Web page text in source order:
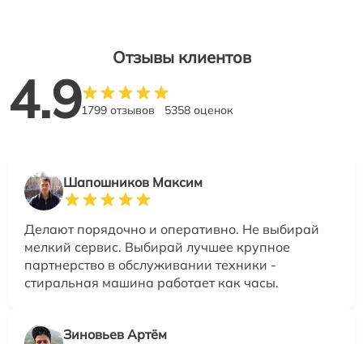
Отзывы клиентов
4.91799 отзывов 5358 оценок
Шапошников Максим
Делают порядочно и оперативно. Не выбирай
мелкий сервис. Выбирай лучшее крупное
партнерство в обслуживании техники -
стиральная машина работает как часы.
Зиновьев Артём